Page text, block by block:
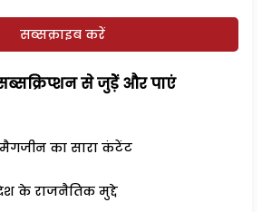
सब्सक्राइब करें
से जुड़ेें और पाएं
मैगजीन का सारा कंटेंट
के राजनैतिक मुद्दे